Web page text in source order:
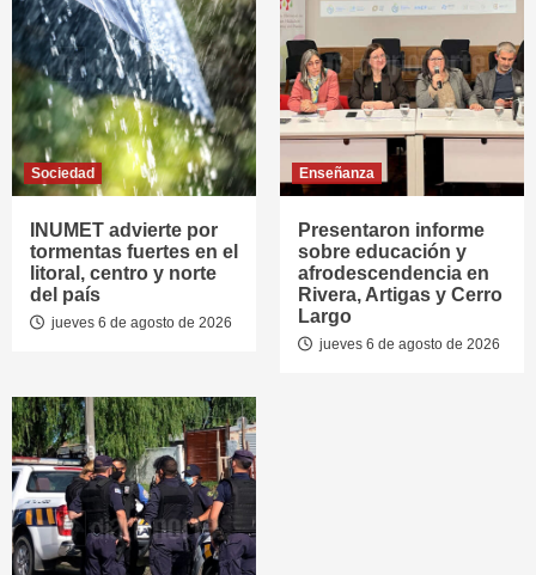
Sociedad
INUMET advierte por
tormentas fuertes en el
litoral, centro y norte
del país
jueves 6 de agosto de 2026
Enseñanza
Presentaron informe
sobre educación y
afrodescendencia en
Rivera, Artigas y Cerro
Largo
jueves 6 de agosto de 2026